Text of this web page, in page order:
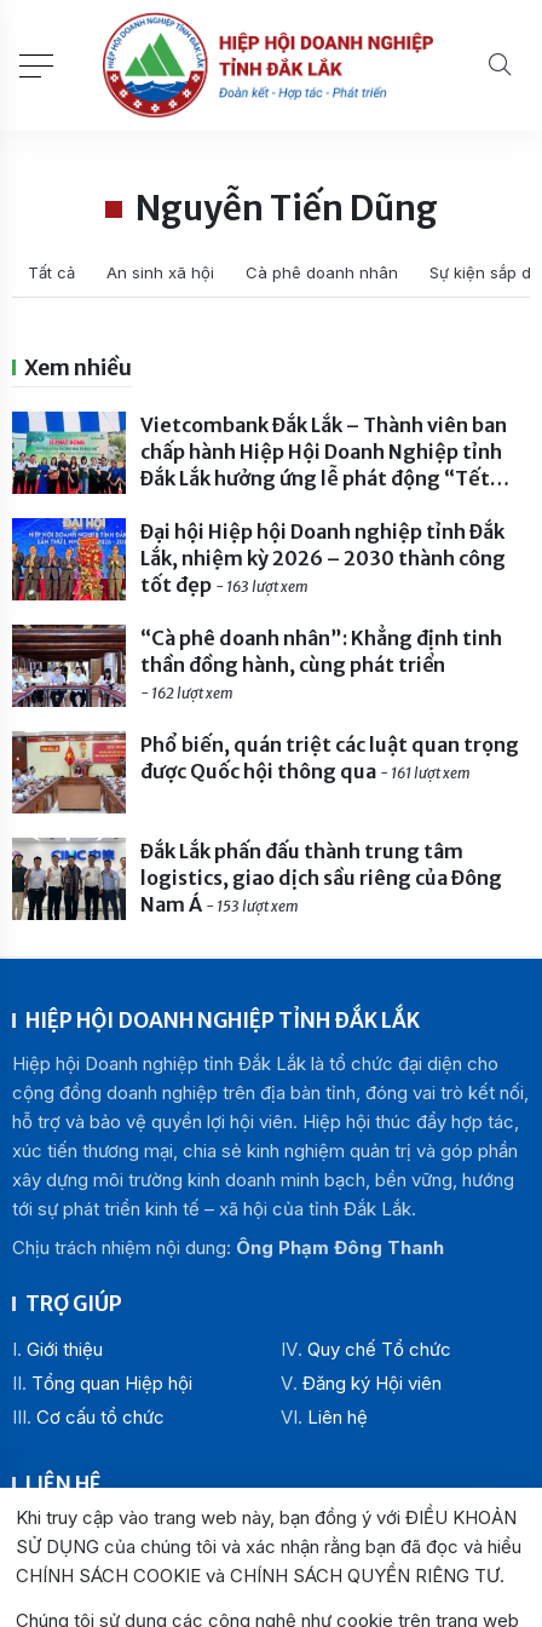
Nguyễn Tiến Dũng
Tất cả An sinh xã hội Cà phê doanh nhân Sự kiện sắp
Xem nhiều
Vietcombank Đắk Lắk – Thành viên ban
chấp hành Hiệp Hội Doanh Nghiệp tỉnh
Đắk Lắk hưởng ứng lễ phát động “Tết
2026- 230 lượt xem
Đại hội Hiệp hội Doanh nghiệp tỉnh Đắk
Lắk, nhiệm kỳ 2026 – 2030 thành công
tốt đẹp - 163 lượt xem
“Cà phê doanh nhân”: Khẳng định tinh
thần đồng hành, cùng phát triển
- 162 lượt xem
Phổ biến, quán triệt các luật quan trọng
được Quốc hội thông qua - 161 lượt xem
Đắk Lắk phấn đấu thành trung tâm
logistics, giao dịch sầu riêng của Đông
Nam Á - 153 lượt xem
HIỆP HỘI DOANH NGHIỆP TỈNH ĐẮK LẮK
Hiệp hội Doanh nghiệp tỉnh Đắk Lắk là tổ chức đại diện cho
cộng đồng doanh nghiệp trên địa bàn tỉnh, đóng vai trò kết nối,
hỗ trợ và bảo vệ quyền lợi hội viên. Hiệp hội thúc đẩy hợp tác,
xúc tiến thương mại, chia sẻ kinh nghiệm quản trị và góp phần
xây dựng môi trường kinh doanh minh bạch, bền vững, hướng
tới sự phát triển kinh tế – xã hội của tỉnh Đắk Lắk.
Chịu trách nhiệm nội dung: Ông Phạm Đông Thanh
TRỢ GIÚP
Giới thiệu
Tổng quan Hiệp hội
Cơ cấu tổ chức
Quy chế Tổ chức
Đăng ký Hội viên
Liên hệ
LIÊN HỆ
Địa chỉ:
Văn phòng Hiệp hội Doanh nghiệp tỉnh Đắk Lắk: Số 33
Trường Chinh , P. Buôn Ma Thuột, tỉnh Đắk Lắk
Văn phòng Đại diện khu vực phía Đông: Số 04 Lê Lợi, P.
Khi truy cập vào trang web này, bạn đồng ý với ĐIỀU KHOẢN
SỬ DỤNG của chúng tôi và xác nhận rằng bạn đã đọc và hiểu
CHÍNH SÁCH COOKIE và CHÍNH SÁCH QUYỀN RIÊNG TƯ.
Chúng tôi sử dụng các công nghệ như cookie trên trang web